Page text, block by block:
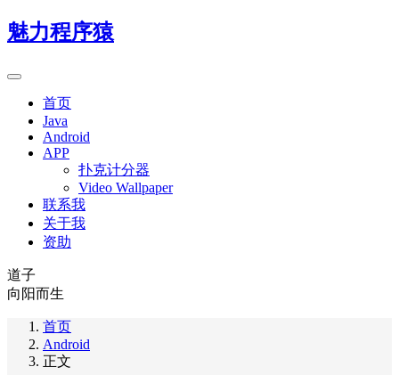
魅力程序猿
首页
Java
Android
APP
扑克计分器
Video Wallpaper
联系我
关于我
资助
道子
向阳而生
首页
Android
正文